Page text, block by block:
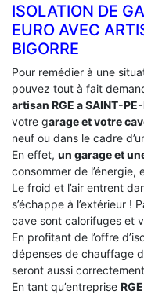
ISOLATION DE
EURO AVEC
BIGORRE
Pour remédier à une
pouvez tout à fait
artisan RGE a SAINT-
votre garage et votre
neuf ou dans le cadre
En effet, un garage et
consommer de
Le froid et l’air entrent
s’échappe à l’extérieur
cave sont calorifuges et
En profitant de l’offre
dépenses de chauffage
seront aussi
En tant qu’entreprise